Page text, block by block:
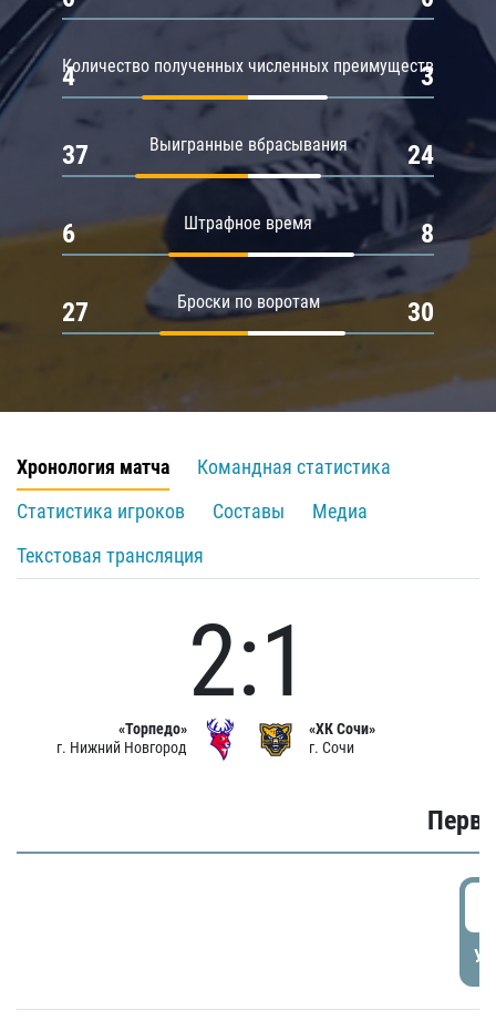
Количество полученных численных преимуществ
4 3
Выигранные вбрасывания
37 24
Штрафное время
6 8
Броски по воротам
27 30
Хронология матча
Командная статистика
Статистика игроков
Составы
Медиа
Текстовая трансляция
«Торпедо»
г. Нижний Новгород
2:1
«ХК Сочи»
г. Сочи